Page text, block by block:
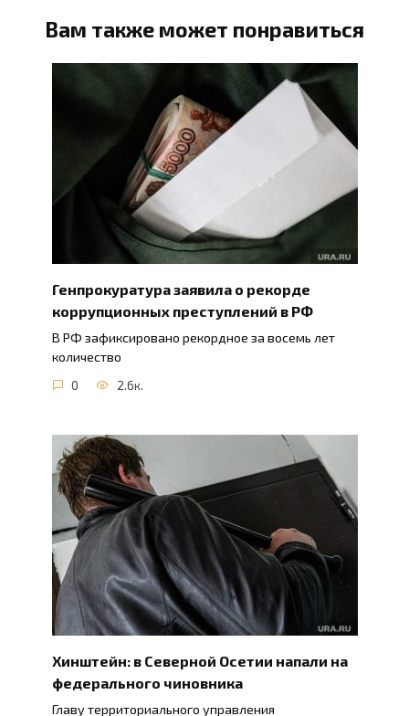
Вам также может понравиться
Генпрокуратура заявила о рекорде
коррупционных преступлений в РФ
В РФ зафиксировано рекордное за восемь лет
количество
0 2.6к.
Хинштейн: в Северной Осетии напали на
федерального чиновника
Главу территориального управления